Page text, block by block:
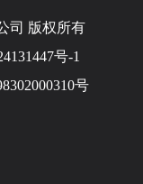
司 版权所有
号-1
号